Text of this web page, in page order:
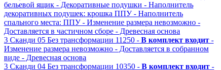
бельевой ящик - Декоративные подушки - Наполнитель
декоративных подушек: крошка ППУ - Наполнитель
спального места: ППУ - Изменение размера невозможно -
Доставляется в частичном сборе - Древесная основа
3 Сканди 05 Без трансформации 11250 - В комплект входит -
Изменение размера невозможно - Доставляется в собранном
виде - Древесная основа
3 Сканди 04 Без трансформации 10350 - В комплект входит -